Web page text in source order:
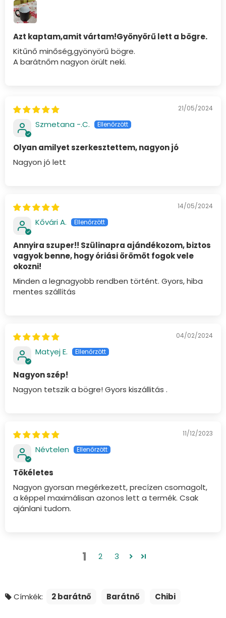
Azt kaptam,amit vártam!Gyönyörű lett a bögre.
Kitűnő minőség,gyönyörű bögre.
A barátnőm nagyon örült neki.
21/05/2024
Szmetana -.C.
Olyan amilyet szerkesztettem, nagyon jó
Nagyon jó lett
14/05/2024
Kővári A.
Annyira szuper!! Szülinapra ajándékozom, biztos
vagyok benne, hogy óriási örömöt fogok vele
okozni!
Minden a legnagyobb rendben történt. Gyors, hiba
mentes szállítás
04/02/2024
Matyej E.
Nagyon szép!
Nagyon tetszik a bögre! Gyors kiszállitás .
11/12/2023
Névtelen
Tökéletes
Nagyon gyorsan megérkezett, precízen csomagolt,
a képpel maximálisan azonos lett a termék. Csak
ajánlani tudom.
1 2 3
Címkék: 2 barátnő Barátnő Chibi